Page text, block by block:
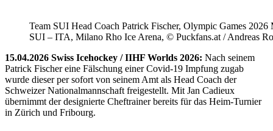
Team SUI Head Coach Patrick Fischer, Olympic Games 2026
SUI – ITA, Milano Rho Ice Arena, © Puckfans.at / Andreas
15.04.2026 Swiss Icehockey / IIHF Worlds 2026: Nach seinem
Patrick Fischer eine Fälschung einer Covid-19 Impfung zugab
wurde dieser per sofort von seinem Amt als Head Coach der
Schweizer Nationalmannschaft freigestellt. Mit Jan Cadieux
übernimmt der designierte Cheftrainer bereits für das Heim-Turnier
in Zürich und Fribourg.